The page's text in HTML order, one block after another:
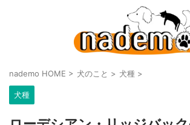
nademo HOME > 犬のこと > 犬種 >
犬種